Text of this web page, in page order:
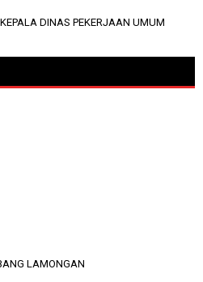
DINAS PEKERJAAN UMUM
LAMONGAN